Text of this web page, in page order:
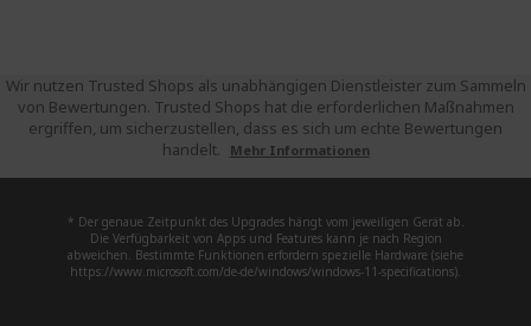
Wir nutzen Trusted Shops als unabhängigen Dienstleister zum Sammeln
von Bewertungen. Trusted Shops hat die erforderlichen Maßnahmen
ergriffen, um sicherzustellen, dass es sich um echte Bewertungen
handelt.
Mehr Informationen
* Der genaue Zeitpunkt des Upgrades hängt vom jeweiligen Gerät ab.
Die Verfügbarkeit von Apps und Features kann je nach Region
abweichen. Bestimmte Funktionen erfordern spezielle Hardware (siehe
https://www.microsoft.com/de-de/windows/windows-11-specifications).